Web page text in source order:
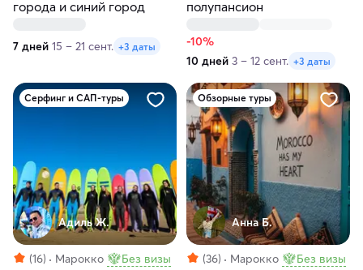
города и синий город
7 дней 15 – 21 сент. +3 даты
полупансион
-10%
10 дней 3 – 12 сент. +3 даты
Серфинг и САП-туры
Адиль Ж.
(16) Марокко Без визы
Обзорные туры
Анна Б.
(36) Марокко Без визы